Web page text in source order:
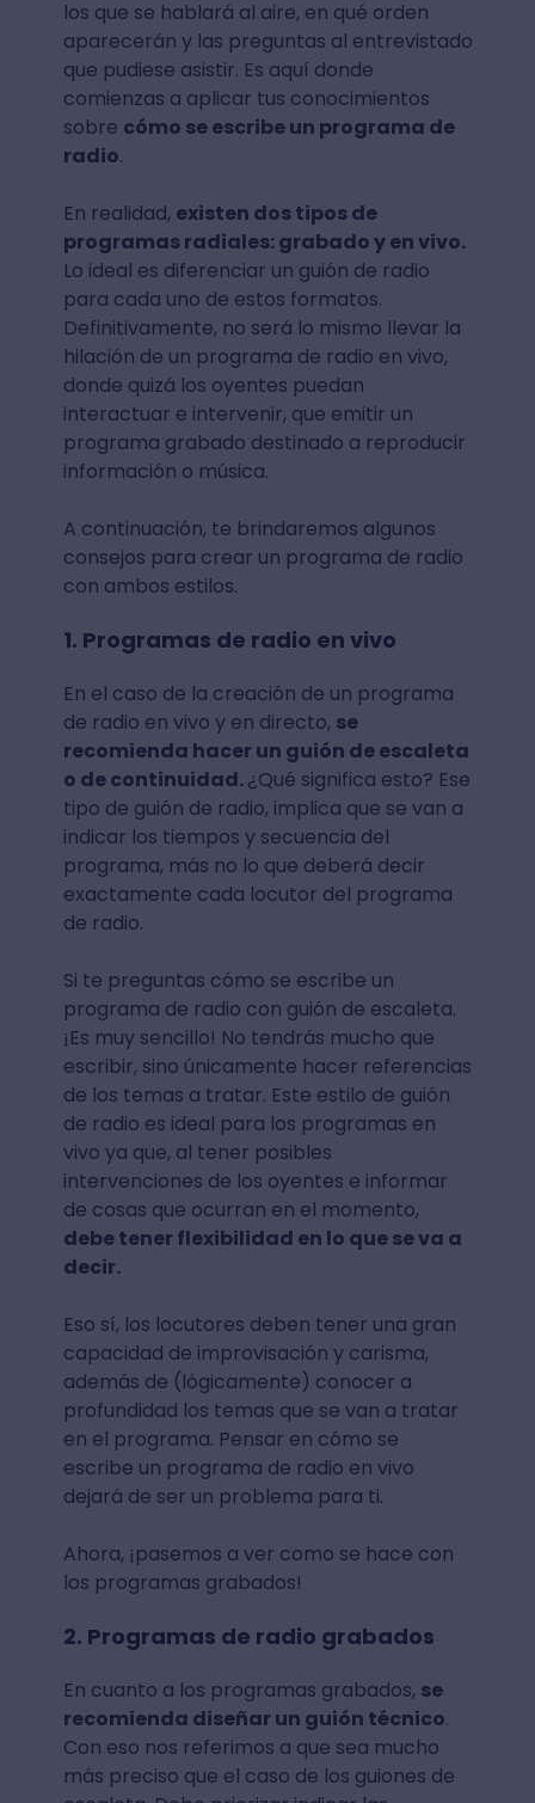
los que se hablará al aire, en qué orden
aparecerán y las preguntas al entrevistado
que pudiese asistir. Es aquí donde
comienzas a aplicar tus conocimientos
sobre cómo se escribe un programa de
radio.
En realidad, existen dos tipos de
programas radiales: grabado y en vivo.
Lo ideal es diferenciar un guión de radio
para cada uno de estos formatos.
Definitivamente, no será lo mismo llevar la
hilación de un programa de radio en vivo,
donde quizá los oyentes puedan
interactuar e intervenir, que emitir un
programa grabado destinado a reproducir
información o música.
A continuación, te brindaremos algunos
consejos para crear un programa de radio
con ambos estilos.
1. Programas de radio en vivo
En el caso de la creación de un programa
de radio en vivo y en directo, se
recomienda hacer un guión de escaleta
o de continuidad.¿Qué significa esto? Ese
tipo de guión de radio, implica que se van a
indicar los tiempos y secuencia del
programa, más no lo que deberá decir
exactamente cada locutor del programa
de radio.
Si te preguntas cómo se escribe un
programa de radio con guión de escaleta.
¡Es muy sencillo! No tendrás mucho que
escribir, sino únicamente hacer referencias
de los temas a tratar. Este estilo de guión
de radio es ideal para los programas en
vivo ya que, al tener posibles
intervenciones de los oyentes e informar
de cosas que ocurran en el momento,
debe tener flexibilidad en lo que se va a
decir.
Eso sí, los locutores deben tener una gran
capacidad de improvisación y carisma,
además de (lógicamente) conocer a
profundidad los temas que se van a tratar
en el programa. Pensar en cómo se
escribe un programa de radio en vivo
dejará de ser un problema para ti.
Ahora, ¡pasemos a ver como se hace con
los programas grabados!
2. Programas de radio grabados
En cuanto a los programas grabados, se
recomienda diseñar un guión técnico.
Con eso nos referimos a que sea mucho
más preciso que el caso de los guiones de